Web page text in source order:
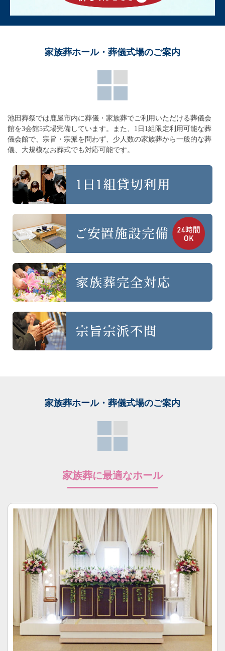
家族葬ホール・葬儀式場のご案内
池田葬祭では鹿屋市内に葬儀・家族葬でご利用いただける葬儀会
館を3会館5式場完備しています。
また、1日1組限定利用可能な葬
儀会館で、宗旨・宗派を問わず、 少人数の家族葬から一般的な葬
儀、大規模なお葬式でも対応可能です。
家族葬ホール・葬儀式場のご案内
家族葬に最適なホール